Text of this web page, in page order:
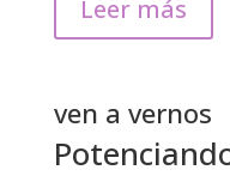
Leer más
ven a vernos